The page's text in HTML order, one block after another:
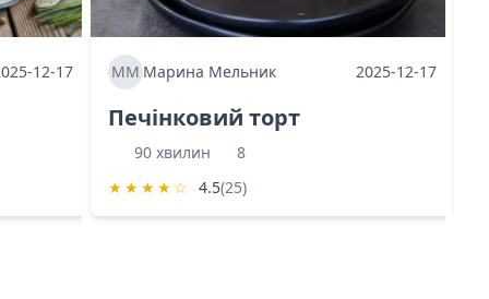
12-17 МММарина Мельник 2025-12-17
Печінковий торт
90 хвилин
8
★ ★ ★ ★ ☆ 4.5(25)